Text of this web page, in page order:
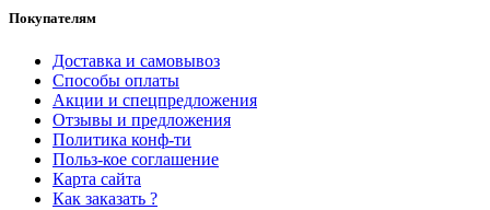
Покупателям
Доставка и самовывоз
Способы оплаты
Акции и спецпредложения
Отзывы и предложения
Политика конф-ти
Польз-кое соглашение
Карта сайта
Как заказать ?